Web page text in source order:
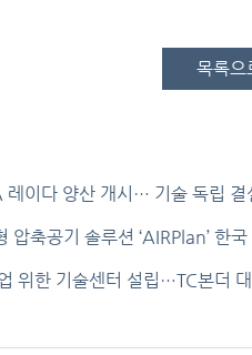
목록으
이다 양산 개시… 기술 독립 결
압축공기 솔루션 ‘AIRPlan’ 한
위한 기술센터 설립…TC본더